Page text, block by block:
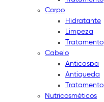
Corpo
Hidratante
Limpeza
Tratamento
Cabelo
Anticaspa
Antiqueda
Tratamento
Nutricosméticos